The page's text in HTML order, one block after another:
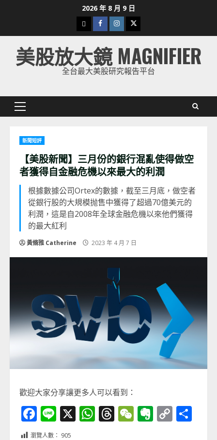
2026 年 8 月 9 日
下
載
美
股
Facebook
Instagram
Twitter
美股放大鏡 MAGNIFIER
全台最大美股研究報告平台
Primary
新聞短評
【美股新聞】三月份的銀行混亂使得做空
者獲得自金融危機以來最大的利潤
根據數據公司Ortex的數據，截至三月底，做空者
從銀行股的大規模抛售中獲得了超過70億美元的
利潤，這是自2008年全球金融危機以來他們獲得
的最大紅利
黃脩雅 Catherine 2023 年 4 月 7 日
歡迎大家分享讓更多人可以看到：
Facebook
Line
X WhatsApp
Threads
WeChat
Evernote
Copy
瀏覽人數： 905